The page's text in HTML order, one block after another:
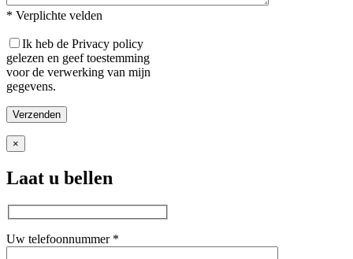
* Verplichte velden
Ik heb de Privacy policy
gelezen en geef toestemming
voor de verwerking van mijn
gegevens.
×
Laat u bellen
Uw telefoonnummer *